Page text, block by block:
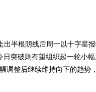
半根阴线后周一以十字星报
日突破则有望组织起一轮小
调整后继续维持向下的趋势